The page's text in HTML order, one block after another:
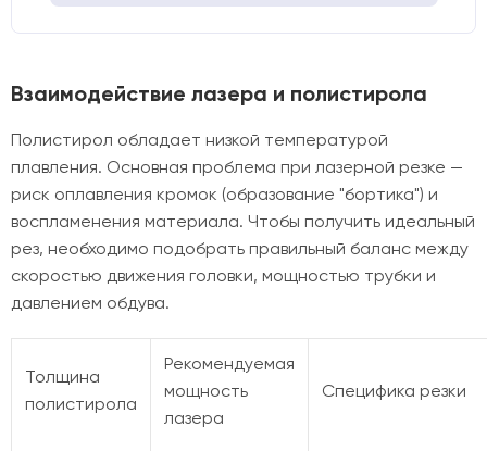
Взаимодействие лазера и полистирола
Полистирол обладает низкой температурой
плавления. Основная проблема при лазерной резке —
риск оплавления кромок (образование "бортика") и
воспламенения материала. Чтобы получить идеальный
рез, необходимо подобрать правильный баланс между
скоростью движения головки, мощностью трубки и
давлением обдува.
Толщина
полистирола
Рекомендуемая
мощность
лазера
Специфика резки